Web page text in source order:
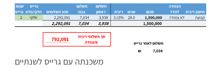
משכנתה עם גרייס לשנתיים